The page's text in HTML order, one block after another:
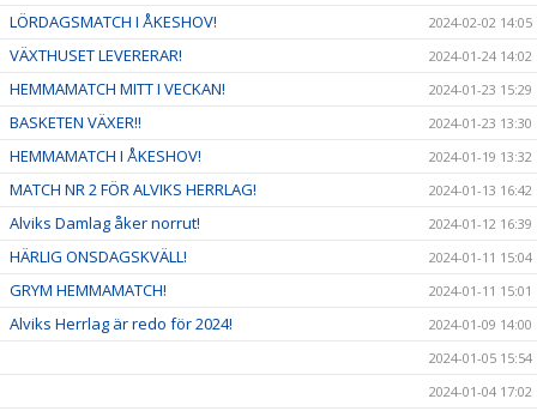
LÖRDAGSMATCH I ÅKESHOV! 2024-02-02 14:05
VÄXTHUSET LEVERERAR! 2024-01-24 14:02
HEMMAMATCH MITT I VECKAN! 2024-01-23 15:29
BASKETEN VÄXER!! 2024-01-23 13:30
HEMMAMATCH I ÅKESHOV! 2024-01-19 13:32
MATCH NR 2 FÖR ALVIKS HERRLAG! 2024-01-13 16:42
Alviks Damlag åker norrut! 2024-01-12 16:39
HÄRLIG ONSDAGSKVÄLL! 2024-01-11 15:04
GRYM HEMMAMATCH! 2024-01-11 15:01
Alviks Herrlag är redo för 2024!
2024-01-09 14:00
2024-01-05 15:54
2024-01-04 17:02